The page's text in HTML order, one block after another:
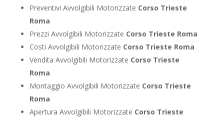
Preventivi Avvolgibili Motorizzate Corso Trieste
Roma
Prezzi Avvolgibili Motorizzate Corso Trieste Roma
Costi Avvolgibili Motorizzate Corso Trieste Roma
Vendita Avvolgibili Motorizzate Corso Trieste
Roma
Montaggio Avvolgibili Motorizzate Corso Trieste
Roma
Apertura Avvolgibili Motorizzate Corso Trieste